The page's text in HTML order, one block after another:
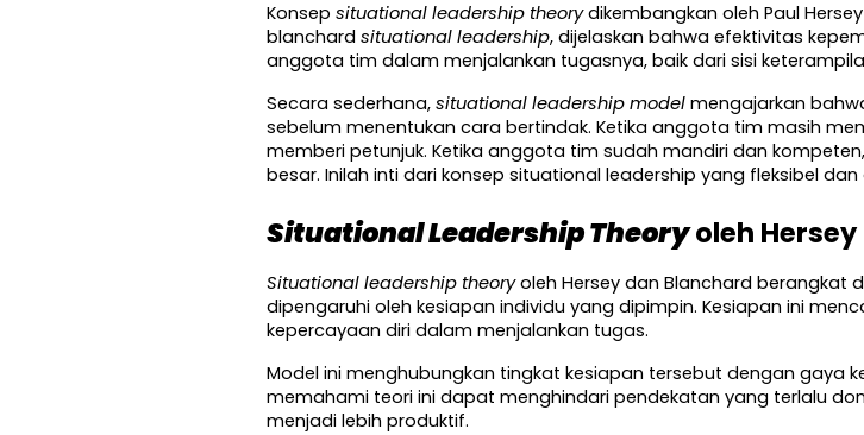
Konsep situational leadership theory dikembangkan oleh Paul
blanchard situational leadership, dijelaskan bahwa efektivitas
anggota tim dalam menjalankan tugasnya, baik dari sisi
Secara sederhana, situational leadership model mengajarkan
sebelum menentukan cara bertindak. Ketika anggota tim masih
memberi petunjuk. Ketika anggota tim sudah mandiri dan
besar. Inilah inti dari konsep situational leadership yang fleksibel
Situational Leadership Theory oleh
Situational leadership theory oleh Hersey dan Blanchard berangkat
dipengaruhi oleh kesiapan individu yang dipimpin. Kesiapan ini
kepercayaan diri dalam menjalankan tugas.
Model ini menghubungkan tingkat kesiapan tersebut dengan gaya
memahami teori ini dapat menghindari pendekatan yang terlalu
menjadi lebih produktif.